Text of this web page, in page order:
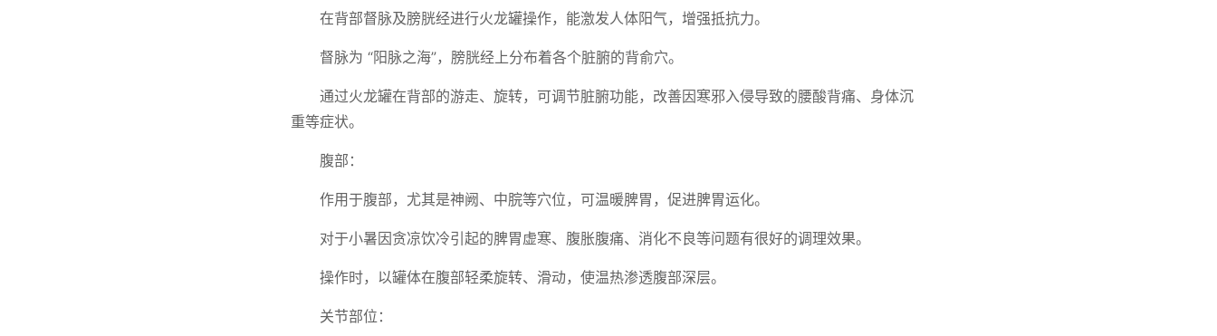
在背部督脉及膀胱经进行火龙罐操作，能激发人体阳气，增强抵抗力。
督脉为 “阳脉之海”，膀胱经上分布着各个脏腑的背俞穴。
通过火龙罐在背部的游走、旋转，可调节脏腑功能，改善因寒邪入侵导致的腰酸背痛、身体沉
重等症状。
腹部：
作用于腹部，尤其是神阙、中脘等穴位，可温暖脾胃，促进脾胃运化。
对于小暑因贪凉饮冷引起的脾胃虚寒、腹胀腹痛、消化不良等问题有很好的调理效果。
操作时，以罐体在腹部轻柔旋转、滑动，使温热渗透腹部深层。
关节部位：